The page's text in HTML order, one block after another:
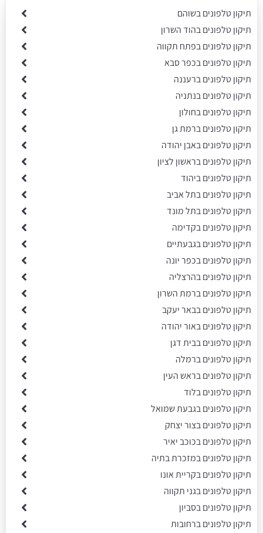
תיקון טלפונים בשוהם
תיקון טלפונים בהוד השרון
תיקון טלפונים בפתח תקווה
תיקון טלפונים בכפר סבא
תיקון טלפונים ברעננה
תיקון טלפונים בנתניה
תיקון טלפונים בחולון
תיקון טלפונים ברמת גן
תיקון טלפונים באבן יהודה
תיקון טלפונים בראשון לציון
תיקון טלפונים ביהוד
תיקון טלפונים בתל אביב
תיקון טלפונים בתל מונד
תיקון טלפונים בקדימה
תיקון טלפונים בגבעתיים
תיקון טלפונים בכפר יונה
תיקון טלפונים בהרצליה
תיקון טלפונים ברמת השרון
תיקון טלפונים בבאר יעקב
תיקון טלפונים באור יהודה
תיקון טלפונים בבית דגן
תיקון טלפונים ברמלה
תיקון טלפונים בראש העין
תיקון טלפונים בלוד
תיקון טלפונים בגבעת שמואל
תיקון טלפונים בצור יצחק
תיקון טלפונים בכוכב יאיר
תיקון טלפונים במזכרת בתיה
תיקון טלפונים בקריית אונו
תיקון טלפונים בגני תקווה
תיקון טלפונים בסביון
תיקון טלפונים ברחובות